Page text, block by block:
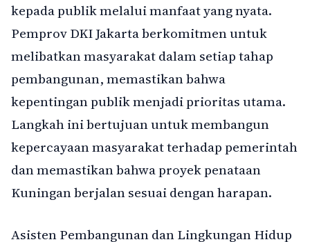
kepada publik melalui manfaat yang nyata.
Pemprov DKI Jakarta berkomitmen untuk
melibatkan masyarakat dalam setiap tahap
pembangunan, memastikan bahwa
kepentingan publik menjadi prioritas utama.
Langkah ini bertujuan untuk membangun
kepercayaan masyarakat terhadap pemerintah
dan memastikan bahwa proyek penataan
Kuningan berjalan sesuai dengan harapan.
Asisten Pembangunan dan Lingkungan Hidup